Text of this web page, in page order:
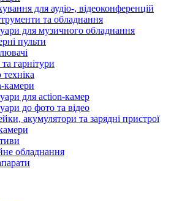
для аудіо-, відеоконференцій
та обладнання
для музичного обладнання
пульти
гарнітури
камери
для action-камер
до фото та відео
акумулятори та зарядні пристрої
обладнання